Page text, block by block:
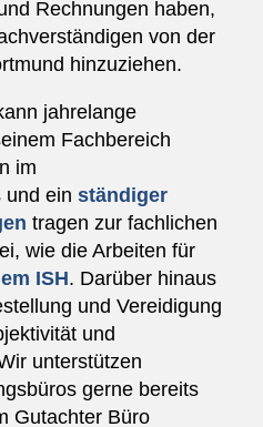
Rechnungen haben,
von der
hinzuziehen.
jahrelange
Fachbereich
im
und ein ständiger
tragen zur fachlichen
wie die Arbeiten für
ISH. Darüber hinaus
und Vereidigung
und
unterstützen
gerne bereits
Gutachter Büro